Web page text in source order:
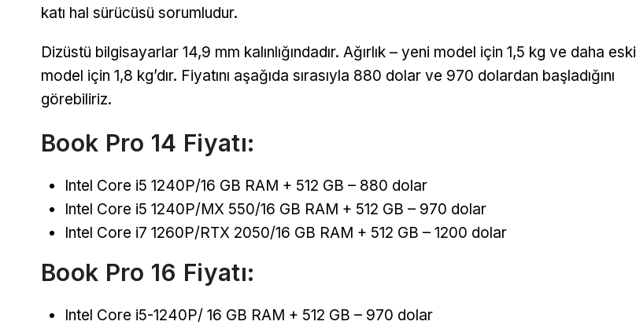
katı hal sürücüsü sorumludur.
Dizüstü bilgisayarlar 14,9 mm kalınlığındadır. Ağırlık – yeni model için 1,5 kg ve daha eski
model için 1,8 kg’dır. Fiyatını aşağıda sırasıyla 880 dolar ve 970 dolardan başladığını
görebiliriz.
Book Pro 14 Fiyatı:
Intel Core i5 1240P/16 GB RAM + 512 GB – 880 dolar
Intel Core i5 1240P/MX 550/16 GB RAM + 512 GB – 970 dolar
Intel Core i7 1260P/RTX 2050/16 GB RAM + 512 GB – 1200 dolar
Book Pro 16 Fiyatı:
Intel Core i5-1240P/ 16 GB RAM + 512 GB – 970 dolar